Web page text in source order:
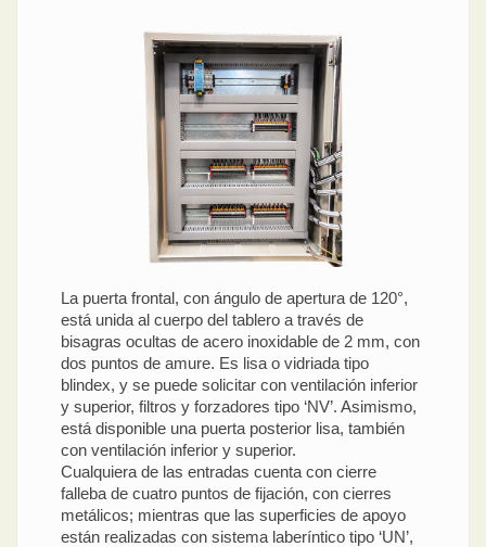
La puerta frontal, con ángulo de apertura de 120°,
está unida al cuerpo del tablero a través de
bisagras ocultas de acero inoxidable de 2 mm, con
dos puntos de amure. Es lisa o vidriada tipo
blindex, y se puede solicitar con ventilación inferior
y superior, filtros y forzadores tipo ‘NV’. Asimismo,
está disponible una puerta posterior lisa, también
con ventilación inferior y superior.
Cualquiera de las entradas cuenta con cierre
falleba de cuatro puntos de fijación, con cierres
metálicos; mientras que las superficies de apoyo
están realizadas con sistema laberíntico tipo ‘UN’,